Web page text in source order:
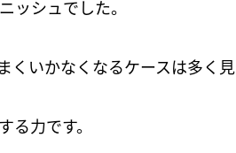
ッシュでした。
いかなくなるケースは多く見
力です。